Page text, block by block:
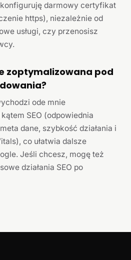
darmowy certyfikat
https), niezależnie od
usługi, czy przenosisz
zoptymalizowana pod
ode mnie
SEO (odpowiednia
dane, szybkość działania i
co ułatwia dalsze
Jeśli chcesz, mogę też
działania SEO po